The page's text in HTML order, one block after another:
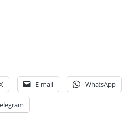
X E-mail WhatsApp